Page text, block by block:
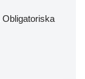
Obligatoriska